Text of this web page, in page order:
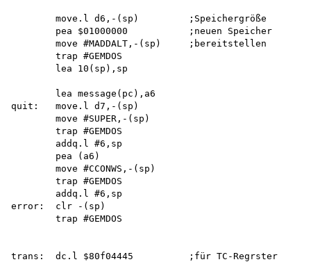
        move.l d6,-(sp)         ;Speichergröße
        pea $01000000           ;neuen Speicher
        move #MADDALT,-(sp)     ;bereitstellen
        trap #GEMDOS
        lea 10(sp),sp
        lea message(pc),a6
quit:   move.l d7,-(sp)
        move #SUPER,-(sp)
        trap #GEMDOS
        addq.l #6,sp
        pea (a6)
        move #CCONWS,-(sp)
        trap #GEMDOS
        addq.l #6,sp
error:  clr -(sp)
        trap #GEMDOS
trans:  dc.l $80f04445          ;für TC-Regrster